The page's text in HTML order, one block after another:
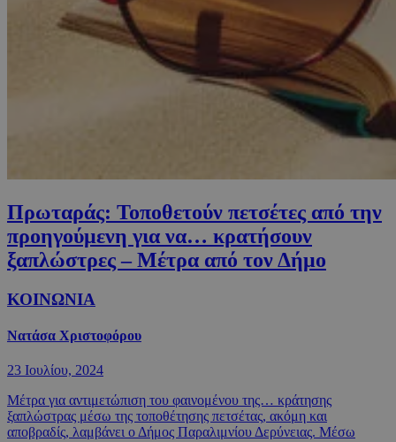
Πρωταράς: Τοποθετούν πετσέτες από την
προηγούμενη για να… κρατήσουν
ξαπλώστρες – Μέτρα από τον Δήμο
ΚΟΙΝΩΝΙΑ
Νατάσα Χριστοφόρου
23 Ιουλίου, 2024
Μέτρα για αντιμετώπιση του φαινομένου της… κράτησης
ξαπλώστρας μέσω της τοποθέτησης πετσέτας, ακόμη και
αποβραδίς, λαμβάνει ο Δήμος Παραλιμνίου Δερύνειας. Μέσω